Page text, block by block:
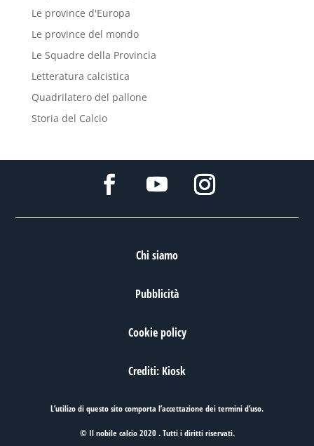
Le province d'Europa
Le province del mondo
Le Squadre della Provincia
Letteratura calcistica
Quadrilatero del pallone
Storia del Calcio
Chi siamo
Pubblicità
Cookie policy
Crediti: Kiosk
L’utilizo di questo sito comporta l’accettazione deitermini d’uso.
© Il nobile calcio 2020 . Tutti i diritti riservati.